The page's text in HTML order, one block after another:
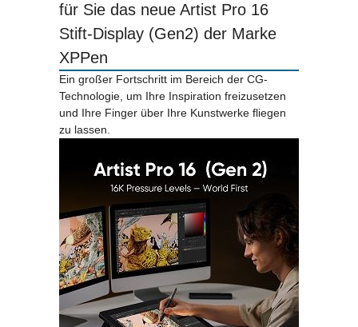
für Sie das neue Artist Pro 16
Stift-Display (Gen2) der Marke
XPPen
Ein großer Fortschritt im Bereich der CG-
Technologie, um Ihre Inspiration freizusetzen
und Ihre Finger über Ihre Kunstwerke fliegen
zu lassen.